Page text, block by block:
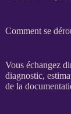
Comment se
Vous échangez
diagnostic,
de la